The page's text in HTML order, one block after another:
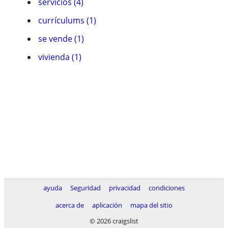
currí­culums (1)
se vende (1)
vivienda (1)
ayuda Seguridad privacidad
condiciones
acerca de
aplicación
mapa del sitio
© 2026 craigslist